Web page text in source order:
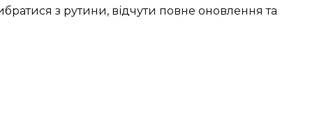
з рутини, відчути повне оновлення та